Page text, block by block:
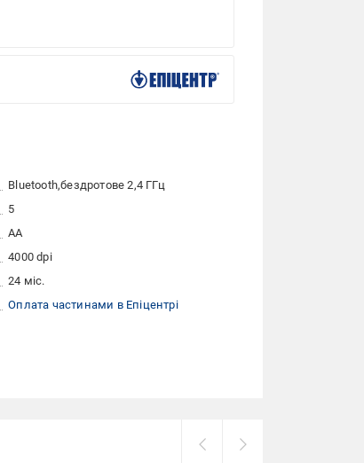
Bluetooth бездротове 2,4 ГГц
5
AА
4000 dpi
24 міс.
Оплата частинами в Епіцентрі